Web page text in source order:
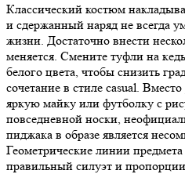
Классический костюм
и сдержанный наряд не всегда
жизни. Достаточно внести
меняется. Смените туфли на
белого цвета, чтобы снизить
сочетание в стиле casual.
яркую майку или футболку с
повседневной носки,
пиджака в образе является
Геометрические линии
правильный силуэт и пропорции.